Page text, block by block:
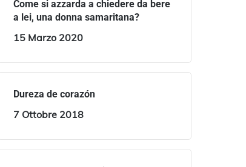
Come si azzarda a chiedere da bere
a lei, una donna samaritana?
15 Marzo 2020
Dureza de corazón
7 Ottobre 2018